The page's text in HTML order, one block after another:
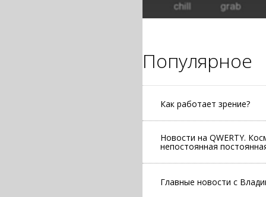
Популярное
Как работает зрение?
Новости на QWERTY.
непостоянная
Главные новости с